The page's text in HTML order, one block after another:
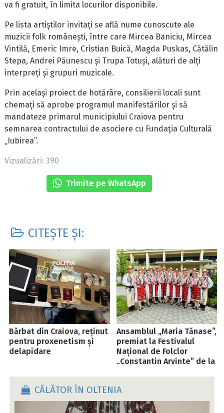
va fi gratuit, în limita locurilor disponibile.
Pe lista artiștilor invitați se află nume cunoscute ale
muzicii folk românești, între care Mircea Baniciu, Mircea
Vintilă, Emeric Imre, Cristian Buică, Magda Puskas, Cătălin
Stepa, Andrei Păunescu și Trupa Totuși, alături de alți
interpreți și grupuri muzicale.
Prin același proiect de hotărâre, consilierii locali sunt
chemați să aprobe programul manifestărilor și să
mandateze primarul municipiului Craiova pentru
semnarea contractului de asociere cu Fundația Culturală
„Iubirea”.
Vizualizări: 390
Trimite pe WhatsApp
CITEȘTE ȘI:
Bărbat din Craiova, reținut
pentru proxenetism și
delapidare
Ansamblul „Maria Tănase”,
premiat la Festivalul
Național de Folclor
„Constantin Arvinte” de la
CĂLĂTOR ÎN OLTENIA